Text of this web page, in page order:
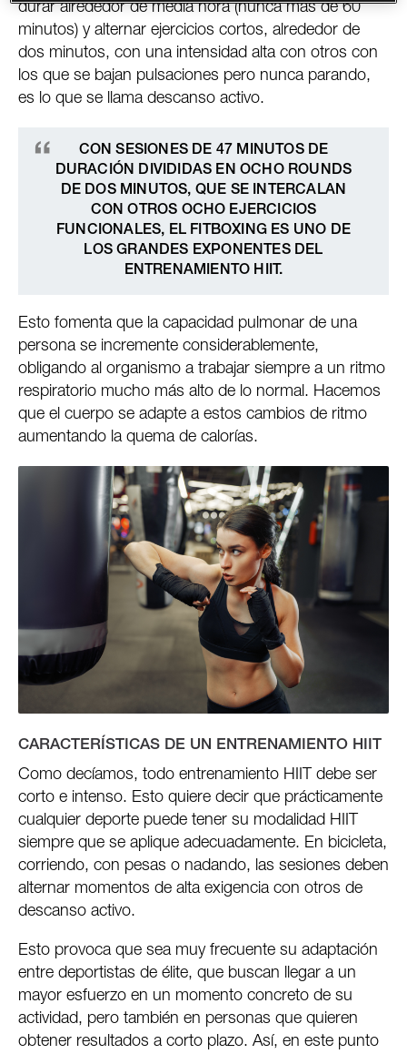
durar alrededor de media hora (nunca más de 60
minutos) y alternar ejercicios cortos, alrededor de
dos minutos, con una intensidad alta con otros con
los que se bajan pulsaciones pero nunca parando,
es lo que se llama descanso activo.
CON SESIONES DE 47 MINUTOS DE
DURACIÓN DIVIDIDAS EN OCHO ROUNDS
DE DOS MINUTOS, QUE SE INTERCALAN
CON OTROS OCHO EJERCICIOS
FUNCIONALES, EL FITBOXING ES UNO DE
LOS GRANDES EXPONENTES DEL
ENTRENAMIENTO HIIT.
Esto fomenta que la capacidad pulmonar de una
persona se incremente considerablemente,
obligando al organismo a trabajar siempre a un ritmo
respiratorio mucho más alto de lo normal. Hacemos
que el cuerpo se adapte a estos cambios de ritmo
aumentando la quema de calorías.
CARACTERÍSTICAS DE UN ENTRENAMIENTO HIIT
Como decíamos, todo entrenamiento HIIT debe ser
corto e intenso. Esto quiere decir que prácticamente
cualquier deporte puede tener su modalidad HIIT
siempre que se aplique adecuadamente. En bicicleta,
corriendo, con pesas o nadando, las sesiones deben
alternar momentos de alta exigencia con otros de
descanso activo.
Esto provoca que sea muy frecuente su adaptación
entre deportistas de élite, que buscan llegar a un
mayor esfuerzo en un momento concreto de su
actividad, pero también en personas que quieren
obtener resultados a corto plazo. Así, en este punto